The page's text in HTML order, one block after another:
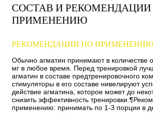
СОСТАВ И
ПРИМЕНЕНИЮ
РЕКОМЕНДАЦИИ ПО ПРИМЕНЕНИЮ
Обычно агматин принимают в количестве
мг в любое время. Перед тренировкой
агматин в составе предтренировочного
стимуляторы в его составе нивелируют
действие агматина, которое может до
снизить эффективность
применению: принимать по 1-3 порции в